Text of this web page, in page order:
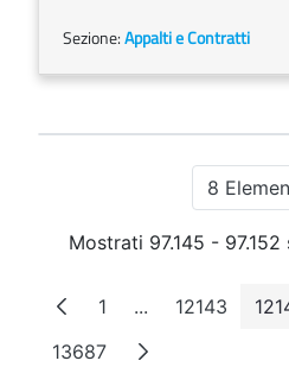
Sezione:Appalti e Contratti
8
Mostrati 97.145 -
Pagina
1 ...PaginePagina
12143
Pagina
13687